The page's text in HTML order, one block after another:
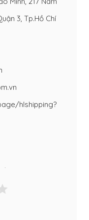
3, Tp.Hồ Chí
hlshipping?